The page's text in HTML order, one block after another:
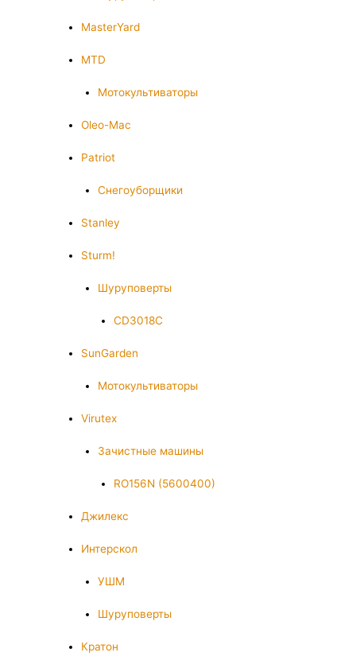
MasterYard
MTD
Мотокультиваторы
Oleo-Mac
Patriot
Снегоуборщики
Stanley
Sturm!
Шуруповерты
CD3018C
SunGarden
Мотокультиваторы
Virutex
Зачистные машины
RO156N (5600400)
Джилекс
Интерскол
УШМ
Шуруповерты
Кратон